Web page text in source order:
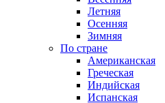
Летняя
Осенняя
Зимняя
По стране
Американская
Греческая
Индийская
Испанская